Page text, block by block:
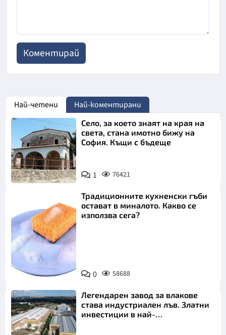
Най-четени Най-коментирани
Село, за което знаят на края на
света, стана имотно бижу на
София. Къщи с бъдеще
1 76421
Снимка:
Пиксабей
Традиционните кухненски гъби
остават в миналото. Какво се
използва сега?
0 58688
Легендарен завод за влакове
става индустриален лъв. Златни
инвестиции в най-